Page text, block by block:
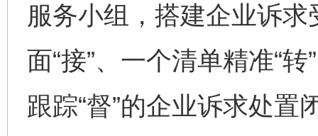
服务小组，搭建企业诉
面“接”、一个清单精准“
跟踪“督”的企业诉求处